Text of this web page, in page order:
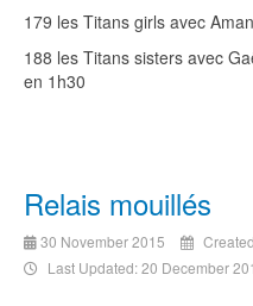
179 les Titans girls avec
188 les Titans sisters avec
en 1h30
Relais mouillés
30 November 2015
Last Updated: 20 December